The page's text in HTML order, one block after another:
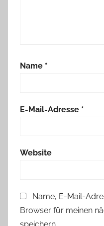
Name *
E-Mail-Adresse *
Website
Name, E-Mail-
Browser für meinen